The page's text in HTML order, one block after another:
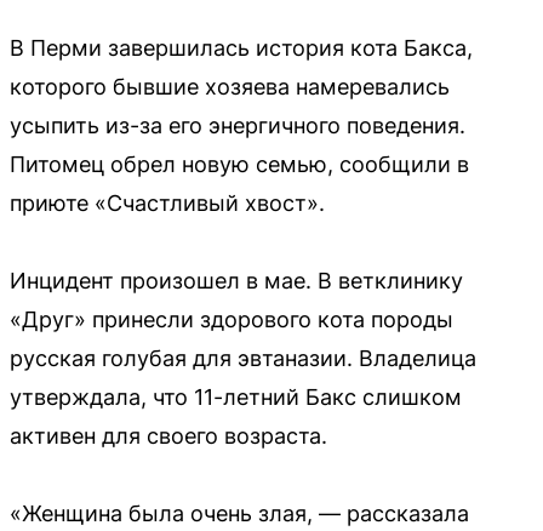
В Перми завершилась история кота Бакса,
которого бывшие хозяева намеревались
усыпить из-за его энергичного поведения.
Питомец обрел новую семью, сообщили в
приюте «Счастливый хвост».
Инцидент произошел в мае. В ветклинику
«Друг» принесли здорового кота породы
русская голубая для эвтаназии. Владелица
утверждала, что 11-летний Бакс слишком
активен для своего возраста.
«Женщина была очень злая, — рассказала